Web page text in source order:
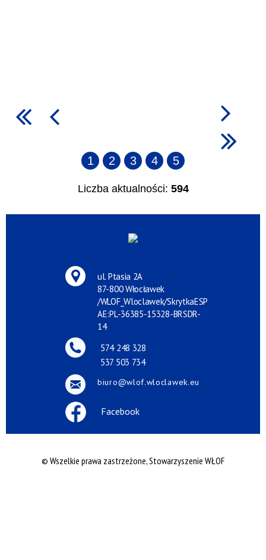
1 2 3 4 5
Liczba aktualności: 594
ul. Ptasia 2A
87-800 Włocławek
/WLOF_Wloclawek/SkrytkaESP
AE:PL-36385-15328-BRSDR-
14
574 248 328
537 503 734
biuro@wlof.wloclawek.eu
Facebook
© Wszelkie prawa zastrzeżone, Stowarzyszenie WŁOF